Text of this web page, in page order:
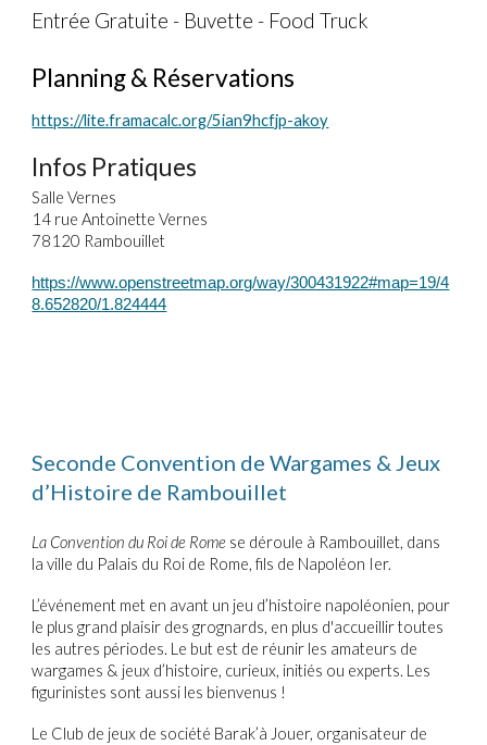
Entrée Gratuite - Buvette - Food Truck
Planning & Réservations
https://lite.framacalc.org/5ian9hcfjp-akoy
Infos Pratiques
Salle Vernes
14 rue Antoinette Vernes
78120 Rambouillet
https://www.openstreetmap.org/way/300431922#map=19/4
8.652820/1.824444
Seconde Convention de Wargames & Jeux
d’Histoire de Rambouillet
La Convention du Roi de Rome se déroule à Rambouillet, dans
la ville du Palais du Roi de Rome, fils de Napoléon Ier.
L’événement met en avant un jeu d’histoire napoléonien, pour
le plus grand plaisir des grognards, en plus d'accueillir toutes
les autres périodes. Le but est de réunir les amateurs de
wargames & jeux d’histoire, curieux, initiés ou experts. Les
figurinistes sont aussi les bienvenus !
Le Club de jeux de société Barak’à Jouer, organisateur de